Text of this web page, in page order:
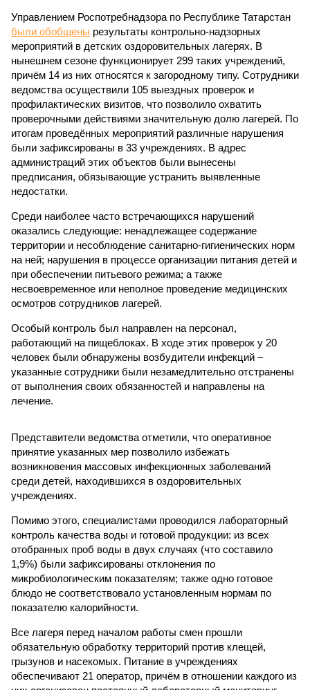
Управлением Роспотребнадзора по Республике Татарстан
были обобщены результаты контрольно-надзорных
мероприятий в детских оздоровительных лагерях. В
нынешнем сезоне функционирует 299 таких учреждений,
причём 14 из них относятся к загородному типу. Сотрудники
ведомства осуществили 105 выездных проверок и
профилактических визитов, что позволило охватить
проверочными действиями значительную долю лагерей. По
итогам проведённых мероприятий различные нарушения
были зафиксированы в 33 учреждениях. В адрес
администраций этих объектов были вынесены
предписания, обязывающие устранить выявленные
недостатки.
Среди наиболее часто встречающихся нарушений
оказались следующие: ненадлежащее содержание
территории и несоблюдение санитарно-гигиенических норм
на ней; нарушения в процессе организации питания детей и
при обеспечении питьевого режима; а также
несвоевременное или неполное проведение медицинских
осмотров сотрудников лагерей.
Особый контроль был направлен на персонал,
работающий на пищеблоках. В ходе этих проверок у 20
человек были обнаружены возбудители инфекций –
указанные сотрудники были незамедлительно отстранены
от выполнения своих обязанностей и направлены на
лечение.
Представители ведомства отметили, что оперативное
принятие указанных мер позволило избежать
возникновения массовых инфекционных заболеваний
среди детей, находившихся в оздоровительных
учреждениях.
Помимо этого, специалистами проводился лабораторный
контроль качества воды и готовой продукции: из всех
отобранных проб воды в двух случаях (что составило
1,9%) были зафиксированы отклонения по
микробиологическим показателям; также одно готовое
блюдо не соответствовало установленным нормам по
показателю калорийности.
Все лагеря перед началом работы смен прошли
обязательную обработку территорий против клещей,
грызунов и насекомых. Питание в учреждениях
обеспечивают 21 оператор, причём в отношении каждого из